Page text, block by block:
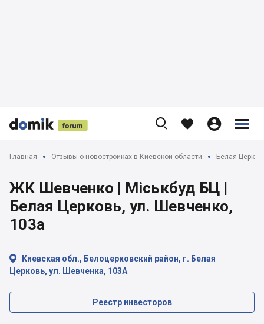


 
    


Главная Отзывы о новостройках в Киевской области Белая
ЖК Шевченко | Міськбуд БЦ |
Белая Церковь, ул. Шевченко,
103а

Киевская обл., Белоцерковский район, г. Белая
Церковь, ул. Шевченка, 103А
Реестр инвесторов